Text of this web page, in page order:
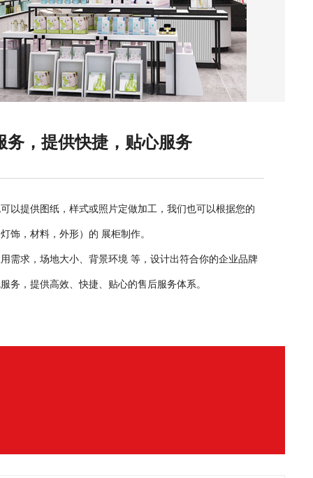
务，提供快捷，贴心服务
以提供图纸，样式或照片定做加工，我们也可以根据您的
饰，材料，外形）的 展柜制作。
需求，场地大小、背景环境 等，设计出符合你的企业品牌
务，提供高效、快捷、贴心的售后服务体系。